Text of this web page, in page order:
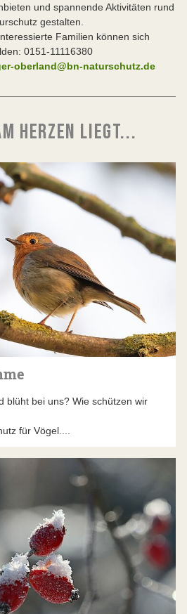
und spannende Aktivitäten rund
gestalten.
Familien können sich
0151-11116380
oberland@bn-naturschutz.de
HERZEN LIEGT...
blüht bei uns? Wie schützen wir
für Vögel....